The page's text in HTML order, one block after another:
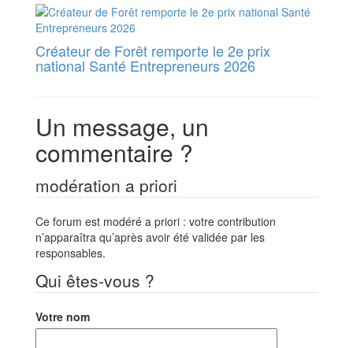
Créateur de Forêt remporte le 2e prix
national Santé Entrepreneurs 2026
Un message, un
commentaire ?
modération a priori
Ce forum est modéré a priori : votre contribution
n’apparaîtra qu’après avoir été validée par les
responsables.
Qui êtes-vous ?
Votre nom